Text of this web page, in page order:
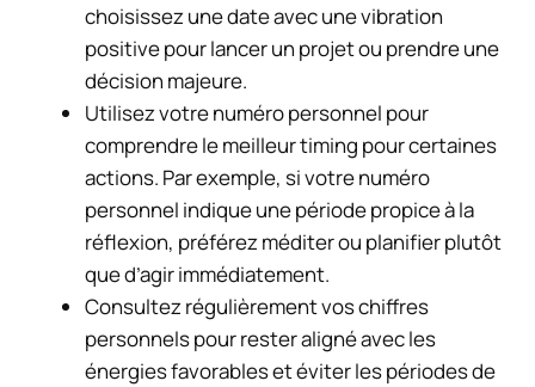
choisissez une date avec une vibration
positive pour lancer un projet ou prendre une
décision majeure.
Utilisez votre numéro personnel pour
comprendre le meilleur timing pour certaines
actions. Par exemple, si votre numéro
personnel indique une période propice à la
réflexion, préférez méditer ou planifier plutôt
que d’agir immédiatement.
Consultez régulièrement vos chiffres
personnels pour rester aligné avec les
énergies favorables et éviter les périodes de